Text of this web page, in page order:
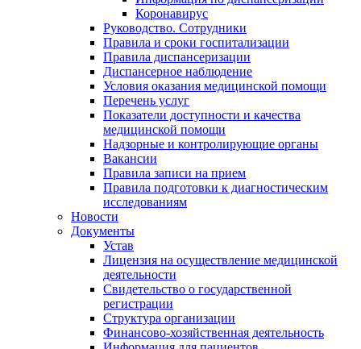
Коронавирус
Руководство. Сотрудники
Правила и сроки госпитализации
Правила диспансеризации
Диспансерное наблюдение
Условия оказания медицинской помощи
Перечень услуг
Показатели доступности и качества
медицинской помощи
Надзорные и контролирующие органы
Вакансии
Правила записи на прием
Правила подготовки к диагностическим
исследованиям
Новости
Документы
Устав
Лицензия на осуществление медицинской
деятельности
Свидетельство о государственной
регистрации
Структура организации
Финансово-хозяйственная деятельность